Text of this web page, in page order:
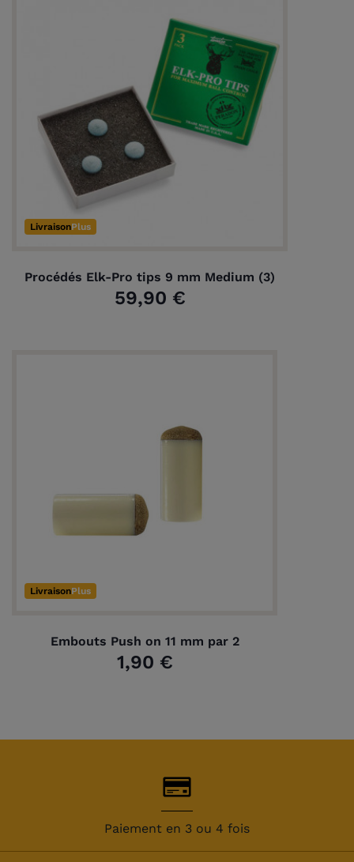
LivraisonPlus
Procédés Elk-Pro tips 9 mm Medium (3)
59,90 €
LivraisonPlus
Embouts Push on 11 mm par 2
1,90 €
Paiement en 3 ou 4 fois